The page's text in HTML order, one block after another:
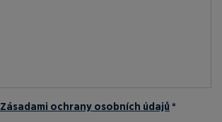
Zásadami ochrany osobních údajů *